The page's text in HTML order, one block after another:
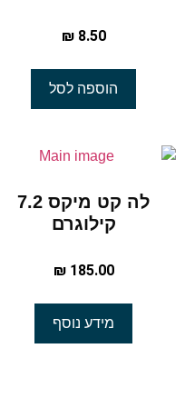
₪8.50
הוספה לסל
לה קט מיקס 7.2
קילוגרם
₪185.00
מידע נוסף